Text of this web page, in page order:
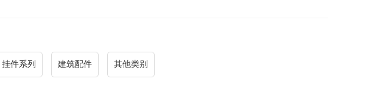
挂件系列 建筑配件 其他类别